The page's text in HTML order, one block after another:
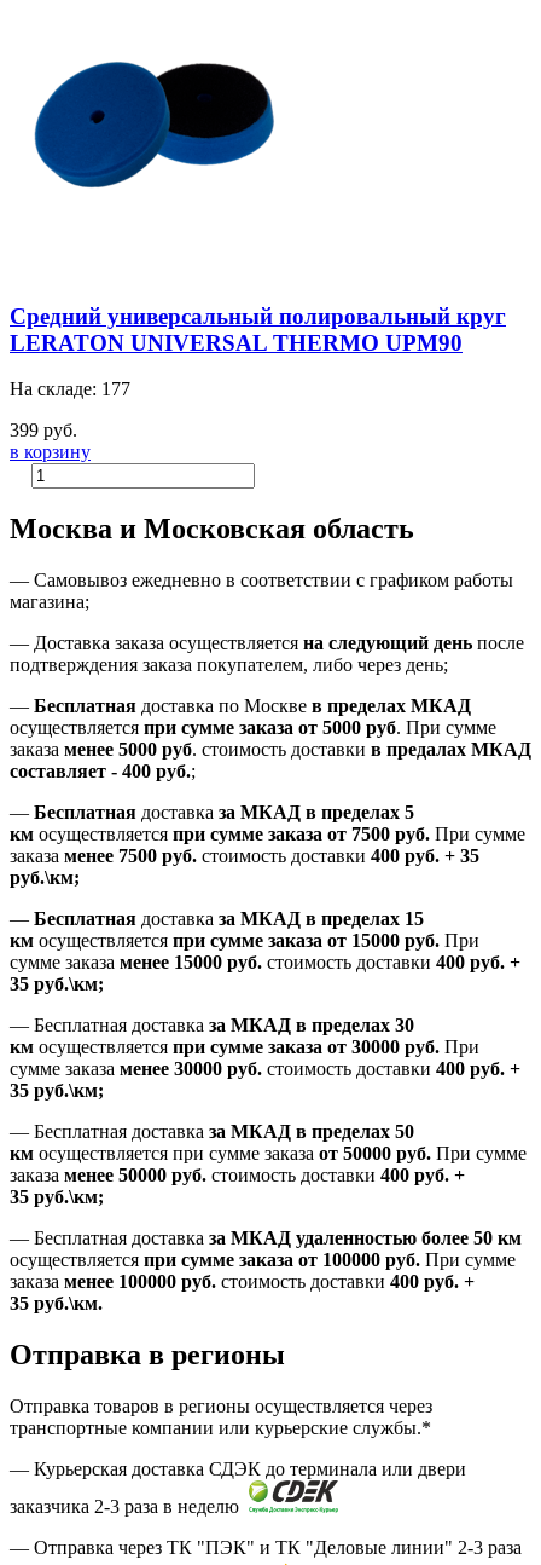
Средний универсальный полировальный круг
LERATON UNIVERSAL THERMO UPM90
На складе: 177
399 руб.
в корзину
Москва и Московская область
— Самовывоз ежедневно в соответствии с графиком работы
магазина;
— Доставка заказа осуществляется на следующий день после
подтверждения заказа покупателем, либо через день;
— Бесплатная доставка по Москве в пределах МКАД
осуществляется при сумме заказа от 5000 руб. При сумме
заказа менее 5000 руб. стоимость доставки в предалах МКАД
составляет - 400 руб.;
— Бесплатная доставка за МКАД в пределах 5
км осуществляется при сумме заказа от 7500 руб. При сумме
заказа менее 7500 руб. стоимость доставки 400 руб. + 35
руб.\км;
— Бесплатная доставка за МКАД в пределах 15
км осуществляется при сумме заказа от 15000 руб. При
сумме заказа менее 15000 руб. стоимость доставки 400 руб. +
35 руб.\км;
— Бесплатная доставка за МКАД в пределах 30
км осуществляется при сумме заказа от 30000 руб. При
сумме заказа менее 30000 руб. стоимость доставки 400 руб. +
35 руб.\км;
— Бесплатная доставка за МКАД в пределах 50
км осуществляется при сумме заказа от 50000 руб. При сумме
заказа менее 50000 руб. стоимость доставки 400 руб. +
35 руб.\км;
— Бесплатная доставка за МКАД удаленностью более 50 км
осуществляется при сумме заказа от 100000 руб. При сумме
заказа менее 100000 руб. стоимость доставки 400 руб. +
35 руб.\км.
Отправка в регионы
Отправка товаров в регионы осуществляется через
транспортные компании или курьерские службы.*
— Курьерская доставка СДЭК до терминала или двери
заказчика 2-3 раза в неделю
— Отправка через ТК "ПЭК" и ТК "Деловые линии" 2-3 раза